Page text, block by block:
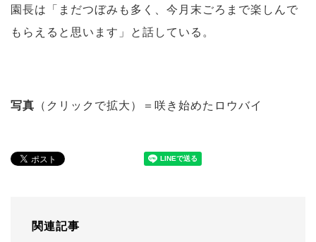
園長は「まだつぼみも多く、今月末ごろまで楽しんで
もらえると思います」と話している。
写真 （クリックで拡大）＝咲き始めたロウバイ
関連記事